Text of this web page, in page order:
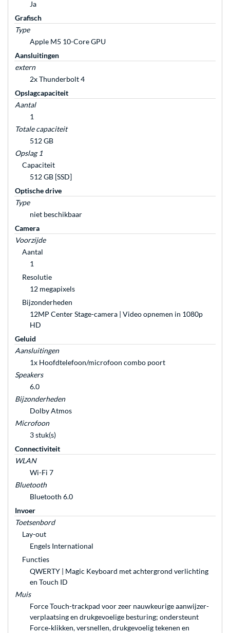
Ja
Grafisch
Type
Apple M5 10-Core GPU
Aansluitingen
extern
2x Thunderbolt 4
Opslagcapaciteit
Aantal
1
Totale capaciteit
512 GB
Opslag 1
Capaciteit
512 GB [SSD]
Optische drive
Type
niet beschikbaar
Camera
Voorzijde
Aantal
1
Resolutie
12 megapixels
Bijzonderheden
12MP Center Stage-camera | Video opnemen in 1080p
HD
Geluid
Aansluitingen
1x Hoofdtelefoon/microfoon combo poort
Speakers
6.0
Bijzonderheden
Dolby Atmos
Microfoon
3 stuk(s)
Connectiviteit
WLAN
Wi-Fi 7
Bluetooth
Bluetooth 6.0
Invoer
Toetsenbord
Lay-out
Engels International
Functies
QWERTY | Magic Keyboard met achtergrond verlichting
en Touch ID
Muis
Force Touch-trackpad voor zeer nauwkeurige aanwijzer­
verplaatsing en druk­gevoelige besturing; ondersteunt
Force‑klikken, versnellen, druk­gevoelig tekenen en